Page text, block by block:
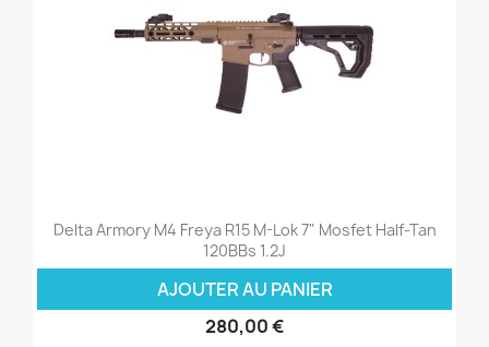
Delta Armory M4 Freya R15 M-Lok 7" Mosfet Half-Tan
120BBs 1.2J
AJOUTER AU PANIER
280,00 €